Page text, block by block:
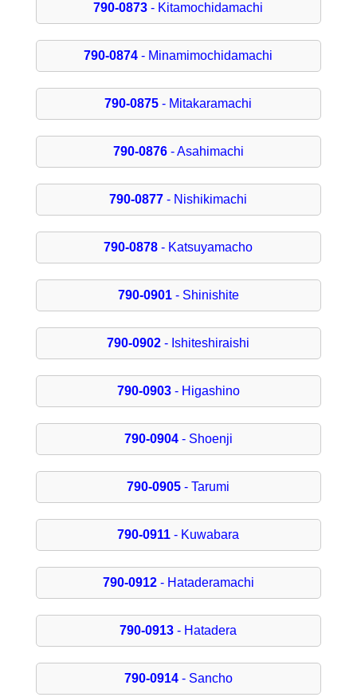
790-0873 - Kitamochidamachi
790-0874 - Minamimochidamachi
790-0875 - Mitakaramachi
790-0876- Asahimachi
790-0877 - Nishikimachi
790-0878 - Katsuyamacho
790-0901- Shinishite
790-0902 - Ishiteshiraishi
790-0903- Higashino
790-0904- Shoenji
790-0905 - Tarumi
790-0911 - Kuwabara
790-0912- Hataderamachi
790-0913 - Hatadera
790-0914- Sancho